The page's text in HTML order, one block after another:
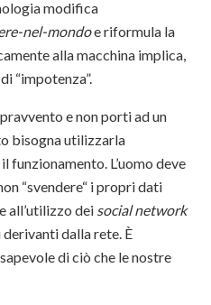
modifica
nel-mondoe riformula la
alla macchina implica,
“impotenza”.
e non porti ad un
bisogna utilizzarla
funzionamento. L’uomo deve
“svendere“ i propri dati
all’utilizzo dei social network
dalla rete. È
di ciò che le nostre